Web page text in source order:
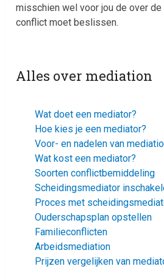
misschien wel voor jou de over
conflict moet beslissen.
Alles over mediation
Wat doet een mediator?
Hoe kies je een mediator?
Voor- en nadelen van
Wat kost een mediator?
Soorten conflictbemiddeling
Scheidingsmediator
Proces met
Ouderschapsplan opstellen
Familieconflicten
Arbeidsmediation
Prijzen vergelijken van